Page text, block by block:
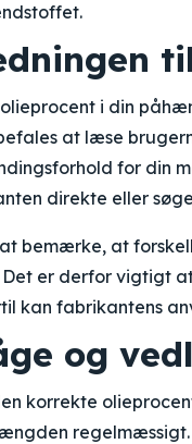
i din
at læse
for din
direkte eller
bemærke, at
er derfor vigtigt
kan fabrikantens
og
korrekte